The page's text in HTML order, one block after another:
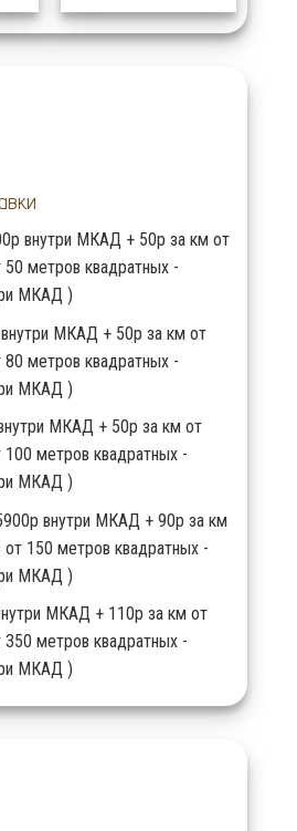
внутри МКАД + 50р за км от
метров квадратных -
МКАД )
МКАД + 50р за км от
метров квадратных -
МКАД )
МКАД + 50р за км от
метров квадратных -
МКАД )
внутри МКАД + 90р за км
150 метров квадратных -
МКАД )
МКАД + 110р за км от
метров квадратных -
МКАД )